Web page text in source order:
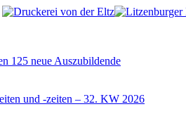
125 neue Auszubildende
und -zeiten – 32. KW 2026